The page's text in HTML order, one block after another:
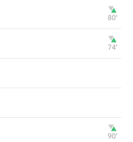
80‎’‎
74‎’‎
90‎’‎